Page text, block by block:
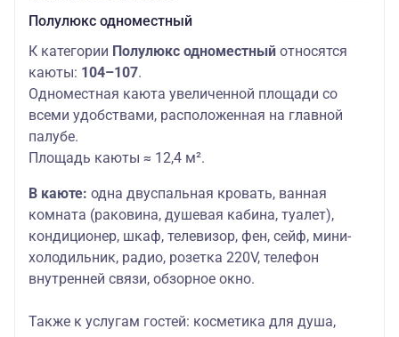
Полулюкс одноместный
К категории Полулюкс одноместный относятся
каюты: 104–107.
Одноместная каюта увеличенной площади со
всеми удобствами, расположенная на главной
палубе.
Площадь каюты ≈ 12,4 м².
В каюте: одна двуспальная кровать, ванная
комната (раковина, душевая кабина, туалет),
кондиционер, шкаф, телевизор, фен, сейф, мини-
холодильник, радио, розетка 220V, телефон
внутренней связи, обзорное окно.
Также к услугам гостей: косметика для душа,